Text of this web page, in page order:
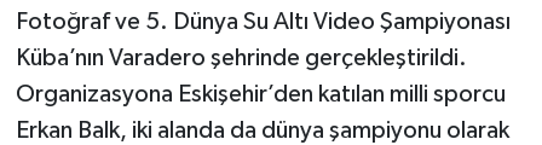
Fotoğraf ve 5. Dünya Su Altı Video Şampiyonası
Küba’nın Varadero şehrinde gerçekleştirildi.
Organizasyona Eskişehir’den katılan milli sporcu
Erkan Balk, iki alanda da dünya şampiyonu olarak